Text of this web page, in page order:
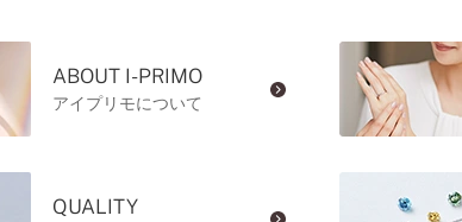
ABOUT I-PRIMO
アイプリモについて
QUALITY